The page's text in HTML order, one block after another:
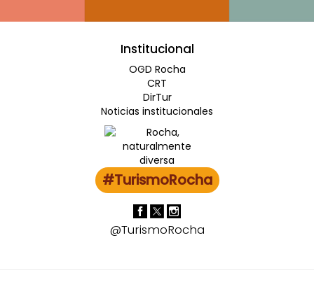
Institucional
OGD Rocha
CRT
DirTur
Noticias institucionales
#TurismoRocha
@TurismoRocha